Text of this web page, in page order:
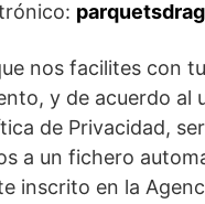
nos facilites con tu
y de acuerdo al
de Privacidad,
a un fichero
inscrito en la